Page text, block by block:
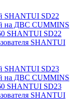
SHANTUI SD22
на ДВС CUMMINS
SHANTUI SD22
SHANTUI
SHANTUI SD23
на ДВС CUMMINS
SHANTUI SD23
SHANTUI